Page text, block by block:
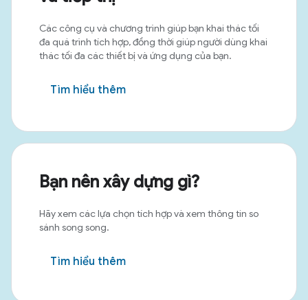
Các công cụ và chương trình giúp bạn khai thác tối
đa quá trình tích hợp, đồng thời giúp người dùng khai
thác tối đa các thiết bị và ứng dụng của bạn.
Tìm hiểu thêm
Bạn nên xây dựng gì?
Hãy xem các lựa chọn tích hợp và xem thông tin so
sánh song song.
Tìm hiểu thêm